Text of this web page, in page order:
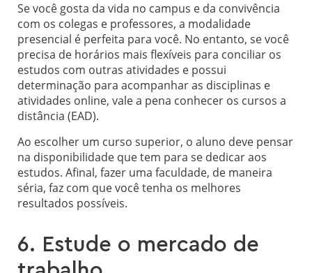
Se você gosta da vida no campus e da convivência
com os colegas e professores, a modalidade
presencial é perfeita para você. No entanto, se você
precisa de horários mais flexíveis para conciliar os
estudos com outras atividades e possui
determinação para acompanhar as disciplinas e
atividades online, vale a pena conhecer os cursos a
distância (EAD).
Ao escolher um curso superior, o aluno deve pensar
na disponibilidade que tem para se dedicar aos
estudos. Afinal, fazer uma faculdade, de maneira
séria, faz com que você tenha os melhores
resultados possíveis.
6. Estude o mercado de